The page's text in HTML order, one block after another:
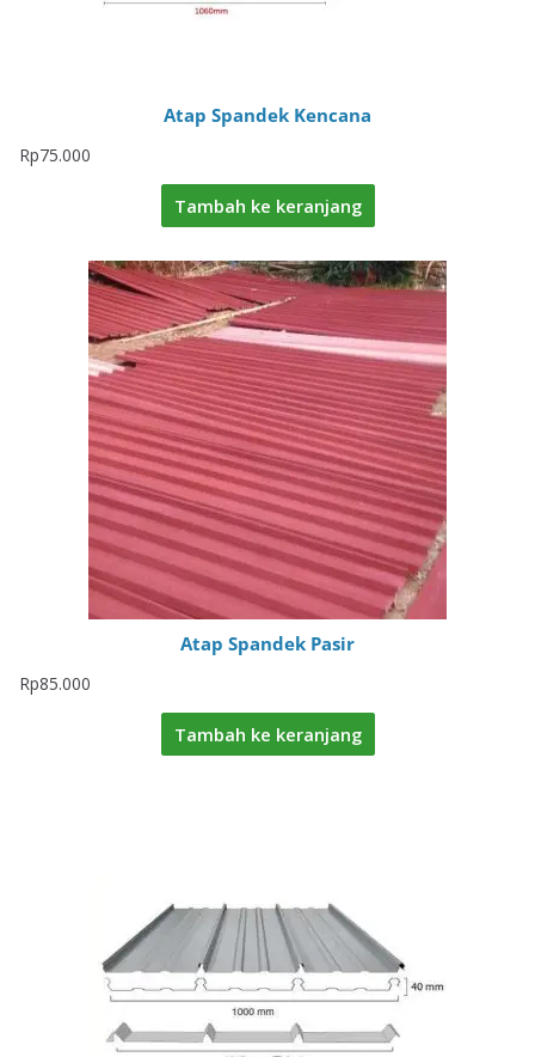
Atap Spandek Kencana
Rp75.000
Tambah ke keranjang
Atap Spandek Pasir
Rp85.000
Tambah ke keranjang